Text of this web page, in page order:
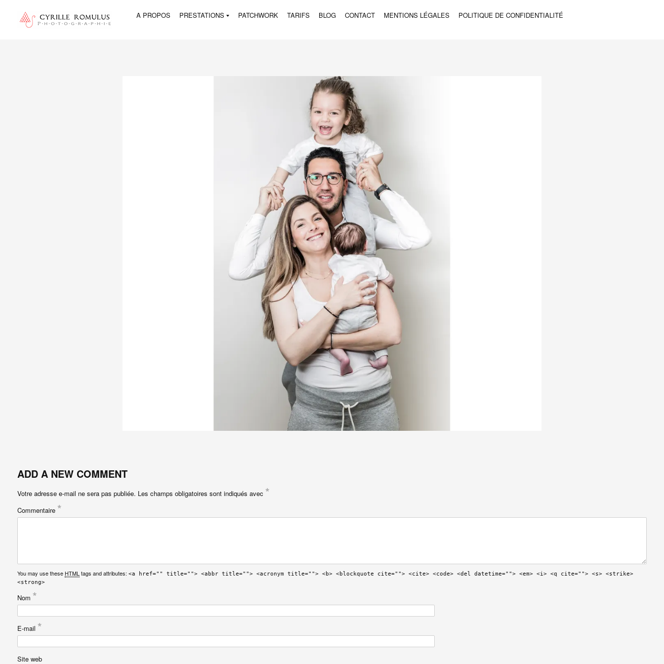
A PROPOS PRESTATIONS PATCHWORK TARIFS BLOG CONTACT MENTIONS LÉGALES POLITIQUE DE CONFIDENTIALITÉ
ADD A NEW COMMENT
Votre adresse e-mail ne sera pas publiée. Les champs obligatoires sont indiqués avec *
Commentaire *
You may use these HTML tags and attributes: <a href="" title=""> <abbr title=""> <acronym title=""> <b> <blockquote cite=""> <cite> <code> <del datetime=""> <em> <i> <q cite=""> <s> <strike>
<strong>
Nom *
E-mail *
Site web